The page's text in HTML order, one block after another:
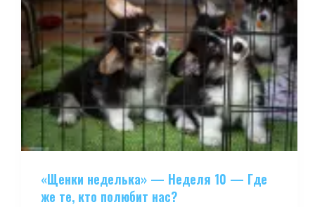
«Щенки неделька» — Неделя 10 — Где
же те, кто полюбит нас?